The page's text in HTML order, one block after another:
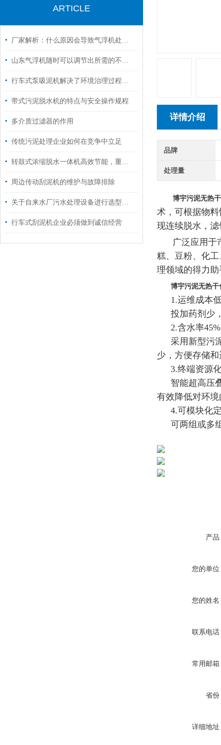
ARTICLE
厂家解析：什么原因会导致气浮机处理效果差
山东气浮机随时可以调节出所需的不同气水比
行车式泵吸泥机解决了环境治理过程中的污泥处理难题
带式污泥脱水机的特点与安全操作规程
多介质过滤器的作用
传统污泥处理企业如何在竞争中立足
转鼓式浓缩脱水一体机高效节能，重塑污泥处理未来
周边传动刮泥机的维护与故障排除
关于自来水厂污水处理设备进行选型时的建议
行车式刮泥机企业必须做到诚信经营
详情介绍
品牌
处理量
博宇污泥无热
术，可根据物
现连续脱水，
广泛应用于
糕、豆粉、化
理领域的得力助
博宇污泥无热
1.运维成本
投加药剂少
2.含水率
采用新型污
少，方便存储
3.终端资源
智能超高压
有效降低对环
4.可模块化
可两组或多
产品
您的单位
您的姓名
联系电话
常用邮箱
省份
详细地址